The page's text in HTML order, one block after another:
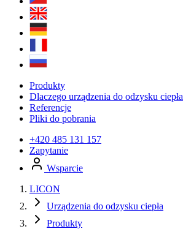
Produkty
Dlaczego urządzenia do odzysku ciepła
Referencje
Pliki do pobrania
+420 485 131 157
Zapytanie
Wsparcie
LICON
Urządzenia do odzysku ciepła
Produkty